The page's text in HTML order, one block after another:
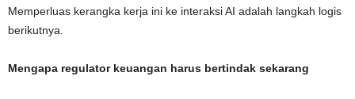
Memperluas kerangka kerja ini ke interaksi AI adalah langkah logis
berikutnya.
Mengapa regulator keuangan harus bertindak sekarang